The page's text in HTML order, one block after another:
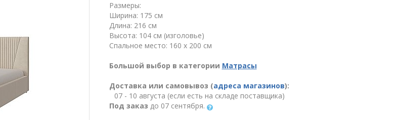
Размеры:
Ширина: 175 см
Длина: 216 см
Высота: 104 см (изголовье)
Спальное место: 160 х 200 см
Большой выбор в категории Матрасы
Доставка или самовывоз (адреса магазинов):
07 - 10 августа (если есть на складе поставщика)
Под заказ до 07 сентября.